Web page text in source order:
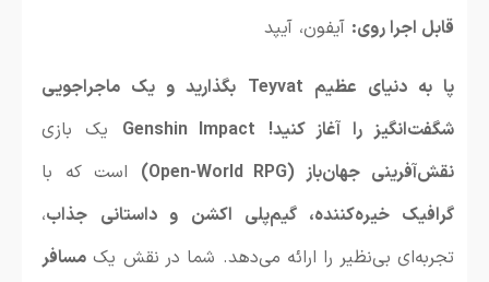
قابل اجرا روی: آیفون، آیپد
پا به دنیای عظیم Teyvat بگذارید و یک ماجراجویی
شگفت‌انگیز را آغاز کنید! Genshin Impact یک بازی
نقش‌آفرینی جهان‌باز (Open-World RPG)
است که با
گرافیک خیره‌کننده، گیم‌پلی اکشن و داستانی جذاب،
تجربه‌ای بی‌نظیر را ارائه می‌دهد. شما در نقش یک مسافر